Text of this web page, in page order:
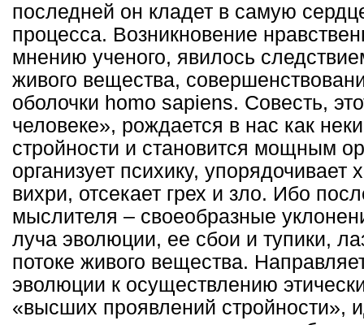
последней он кладет в самую
процесса. Возникновение
мнению ученого, явилось
живого вещества,
оболочки homo sapiens. Совесть,
человеке», рождается в нас как
стройности и становится мощным
организует психику,
вихри, отсекает грех и зло. Ибо
мыслителя – своеобразные
луча эволюции, ее сбои и тупики,
потоке живого вещества.
эволюции к осуществлению
«высших проявлений стройности»,